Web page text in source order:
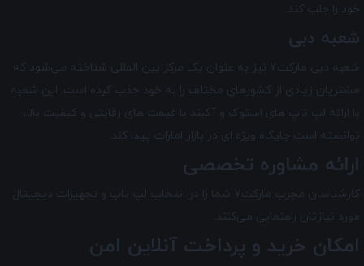
خود را جلب کند.
شعبه دبی
شعبه دبی مارکت7 نیز به عنوان یک مرکز بین‌ المللی شناخته می‌شود که
مشتریان زیادی از کشورهای مختلف را به خود جذب کرده است. این شعبه
با ارائه لپ تاپ های استوک و آکبند با قیمت های رقابتی و کیفیت بالا،
توانسته است جایگاه ویژه ای در بازار امارات پیدا کند.
ارائه مشاوره تخصصی
کارشناسان مجرب مارکت7 شما را در انتخاب لپ ‌تاپ و تجهیزات دیجیتال
مورد نیازتان راهنمایی می‌کنند.
امکان خرید و پرداخت آنلاین امن